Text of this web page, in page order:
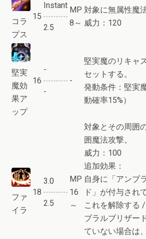
コラ
プス
15
Instant
2.5
MP
8～
対象に無属性魔
威力：120
堅実
魔効
果ア
ップ
16
-
-
-
堅実魔のリキャ
セットする。
発動条件：堅実
動確率15%）
ファ
イラ
18
3.0
2.5
MP
16
～
対象とその周囲
囲魔法攻撃。
威力：100
追加効果：
自身に「アンブ
ド」が付与され
これを解除する
ブラルブリザー
ていない場合は